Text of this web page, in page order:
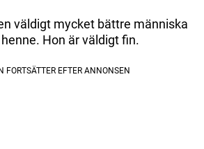
väldigt mycket bättre människa
Hon är väldigt fin.